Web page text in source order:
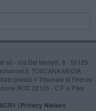
srl - Via Dei Martelli, 8 - 50129
TOSCANA MEDIA
presso il Tribunale di Firenze
ROC 22105 - C.F. e P.Iva
| Privacy Nielsen